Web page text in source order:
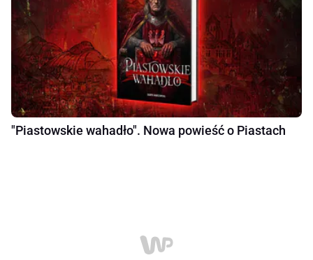
"Piastowskie wahadło". Nowa powieść o Piastach